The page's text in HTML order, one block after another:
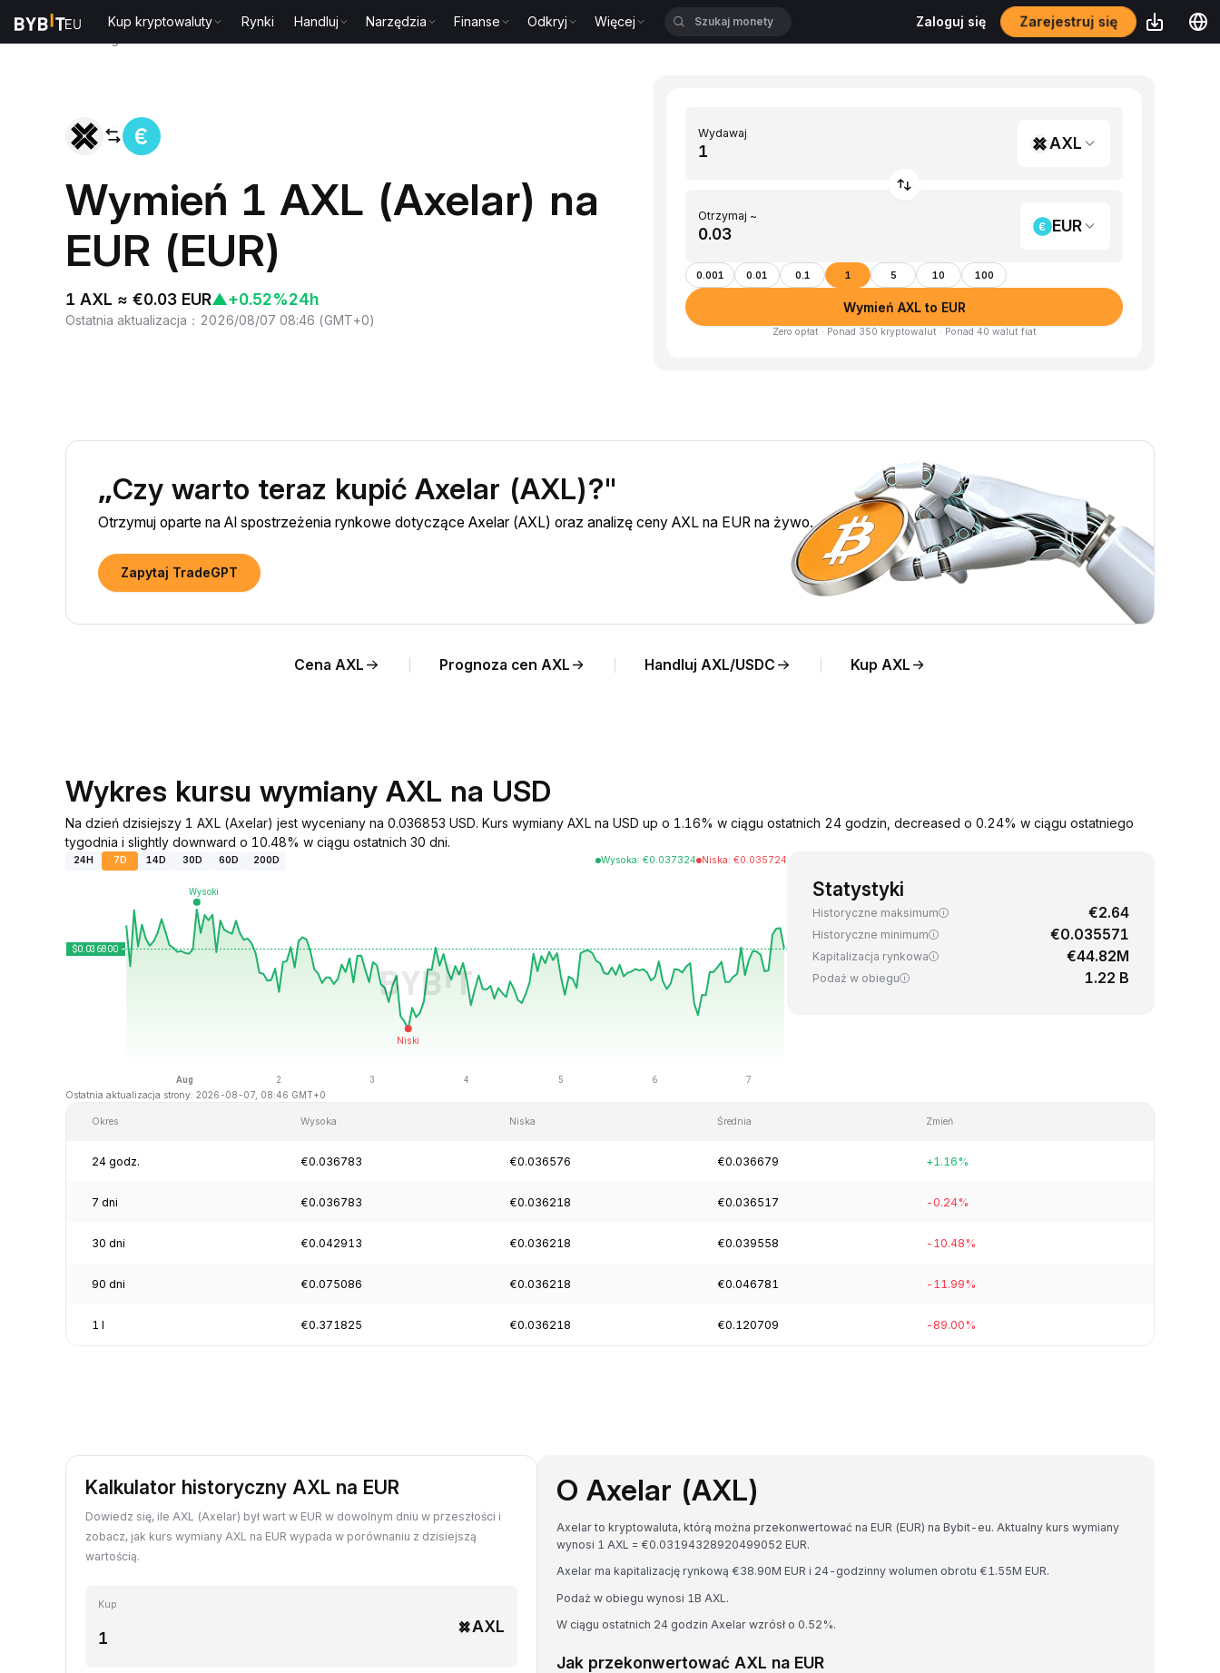
Kup kryptowaluty Rynki Handluj Narzędzia Finanse Odkryj Więcej Zaloguj się Zarejestruj się
Wymień 1 AXL (Axelar) na
EUR (EUR)
1 AXL ≈ €0.03 EUR▲+0.52%24h
Ostatnia aktualizacja ： 2026/08/07 08:46 (GMT+0)
Wydawaj
AXL
Otrzymaj ~
EUR
0.001 0.01 0.1 1 5 10 100
Wymień AXL to EUR
Zero opłat · Ponad 350 kryptowalut · Ponad 40 walut fiat
„Czy warto teraz kupić Axelar (AXL)?"
Otrzymuj oparte na AI spostrzeżenia rynkowe dotyczące Axelar (AXL) oraz analizę ceny AXL na EUR na żywo.
Zapytaj TradeGPT
Cena AXL Prognoza cen AXL Handluj AXL/USDC Kup AXL
Wykres kursu wymiany AXL na USD
Na dzień dzisiejszy 1 AXL (Axelar) jest wyceniany na 0.036853 USD. Kurs wymiany AXL na USD up o 1.16% w ciągu ostatnich 24 godzin, decreased o 0.24% w ciągu ostatniego
tygodnia i slightly downward o 10.48% w ciągu ostatnich 30 dni.
24H 7D 14D 30D 60D 200D Wysoka: €0.037324 Niska: €0.035724
Ostatnia aktualizacja strony: 2026-08-07, 08:46 GMT+0
Statystyki
Historyczne maksimum €2.64
Historyczne minimum €0.035571
Kapitalizacja rynkowa €44.82M
Podaż w obiegu 1.22 B
Okres Wysoka Niska Średnia Zmień
24 godz. €0.036783 €0.036576 €0.036679 +1.16%
7 dni €0.036783 €0.036218 €0.036517 -0.24%
30 dni €0.042913 €0.036218 €0.039558 -10.48%
90 dni €0.075086 €0.036218 €0.046781 -11.99%
1 l €0.371825 €0.036218 €0.120709 -89.00%
Kalkulator historyczny AXL na EUR
Dowiedz się, ile AXL (Axelar) był wart w EUR w dowolnym dniu w przeszłości i
zobacz, jak kurs wymiany AXL na EUR wypada w porównaniu z dzisiejszą
wartością.
Kup
AXL
O Axelar (AXL)
Axelar to kryptowaluta, którą można przekonwertować na EUR (EUR) na Bybit-eu. Aktualny kurs wymiany
wynosi 1 AXL = €0.03194328920499052 EUR.
Axelar ma kapitalizację rynkową €38.90M EUR i 24-godzinny wolumen obrotu €1.55M EUR.
Podaż w obiegu wynosi 1B AXL.
W ciągu ostatnich 24 godzin Axelar wzrósł o 0.52%.
Jak przekonwertować AXL na EUR